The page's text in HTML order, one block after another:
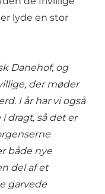
lyde en stor
Danehof, og
der møder
I år har vi også
dragt, så det er
både nye
del af et
garvede